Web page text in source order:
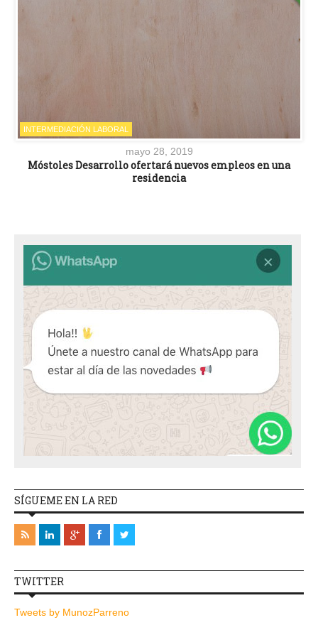
INTERMEDIACIÓN LABORAL
mayo 28, 2019
Móstoles Desarrollo ofertará nuevos empleos en una
residencia
SÍGUEME EN LA RED
TWITTER
Tweets by MunozParreno